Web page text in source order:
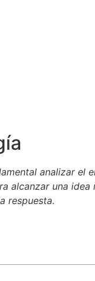
analizar
alcanzar una
respuesta.